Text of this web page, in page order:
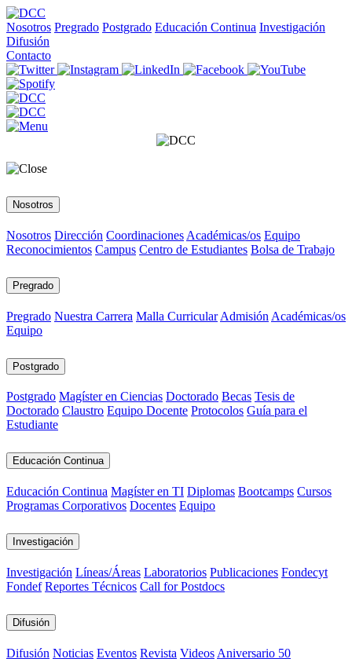
Nosotros Pregrado Postgrado Educación Continua Investigación
Difusión
Contacto
Nosotros
Nosotros Dirección Coordinaciones Académicas/os Equipo
Reconocimientos Campus Centro de Estudiantes Bolsa de Trabajo
Pregrado
Pregrado Nuestra Carrera Malla Curricular Admisión Académicas/os
Equipo
Postgrado
Postgrado Magíster en Ciencias Doctorado Becas Tesis de
Doctorado Claustro Equipo Docente Protocolos Guía para el
Estudiante
Educación Continua
Educación Continua Magíster en TI Diplomas Bootcamps Cursos
Programas Corporativos Docentes Equipo
Investigación
Investigación Líneas/Áreas Laboratorios Publicaciones Fondecyt
Fondef Reportes Técnicos Call for Postdocs
Difusión
Difusión Noticias Eventos Revista Videos Aniversario 50